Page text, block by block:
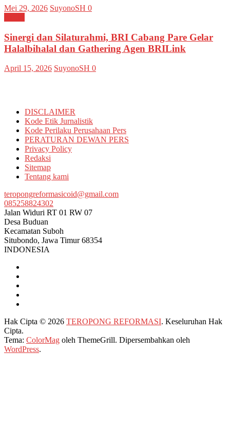
Mei 29, 2026 SuyonoSH 0
Sinergi dan Silaturahmi, BRI Cabang Pare Gelar
Halalbihalal dan Gathering Agen BRILink
April 15, 2026 SuyonoSH 0
DISCLAIMER
Kode Etik Jurnalistik
Kode Perilaku Perusahaan Pers
PERATURAN DEWAN PERS
Privacy Policy
Redaksi
Sitemap
Tentang kami
teropongreformasicoid@gmail.com
085258824302
Jalan Widuri RT 01 RW 07
Desa Buduan
Kecamatan Suboh
Situbondo, Jawa Timur 68354
INDONESIA
Hak Cipta © 2026 TEROPONG REFORMASI. Keseluruhan Hak
Cipta.
Tema: ColorMag oleh ThemeGrill. Dipersembahkan oleh
WordPress.